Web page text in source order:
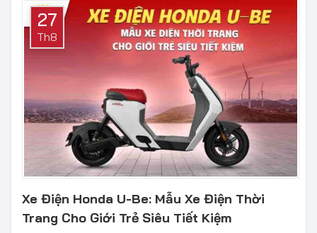
27
Th8
Xe Điện Honda U-Be: Mẫu Xe Điện Thời
Trang Cho Giới Trẻ Siêu Tiết Kiệm